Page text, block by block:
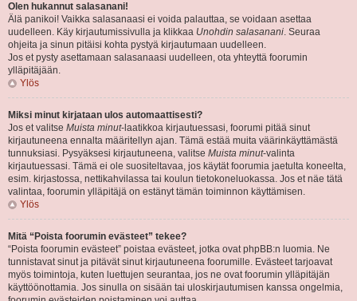
Olen hukannut salasanani!
Älä panikoi! Vaikka salasanaasi ei voida palauttaa, se voidaan asettaa
uudelleen. Käy kirjautumissivulla ja klikkaa Unohdin salasanani. Seuraa
ohjeita ja sinun pitäisi kohta pystyä kirjautumaan uudelleen.
Jos et pysty asettamaan salasanaasi uudelleen, ota yhteyttä foorumin
ylläpitäjään.
Ylös
Miksi minut kirjataan ulos automaattisesti?
Jos et valitse Muista minut-laatikkoa kirjautuessasi, foorumi pitää sinut
kirjautuneena ennalta määritellyn ajan. Tämä estää muita väärinkäyttämästä
tunnuksiasi. Pysyäksesi kirjautuneena, valitse Muista minut-valinta
kirjautuessasi. Tämä ei ole suositeltavaa, jos käytät foorumia jaetulta koneelta,
esim. kirjastossa, nettikahvilassa tai koulun tietokoneluokassa. Jos et näe tätä
valintaa, foorumin ylläpitäjä on estänyt tämän toiminnon käyttämisen.
Ylös
Mitä “Poista foorumin evästeet” tekee?
“Poista foorumin evästeet” poistaa evästeet, jotka ovat phpBB:n luomia. Ne
tunnistavat sinut ja pitävät sinut kirjautuneena foorumille. Evästeet tarjoavat
myös toimintoja, kuten luettujen seurantaa, jos ne ovat foorumin ylläpitäjän
käyttöönottamia. Jos sinulla on sisään tai uloskirjautumisen kanssa ongelmia,